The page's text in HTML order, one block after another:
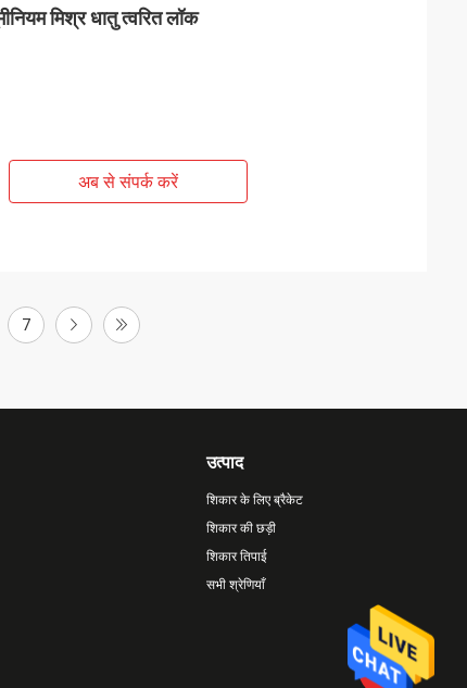
मिश्र धातु त्वरित लॉक
अब से संपर्क करें
7
उत्पाद
शिकार के लिए ब्रैकेट
शिकार की छड़ी
शिकार तिपाई
सभी श्रेणियाँ